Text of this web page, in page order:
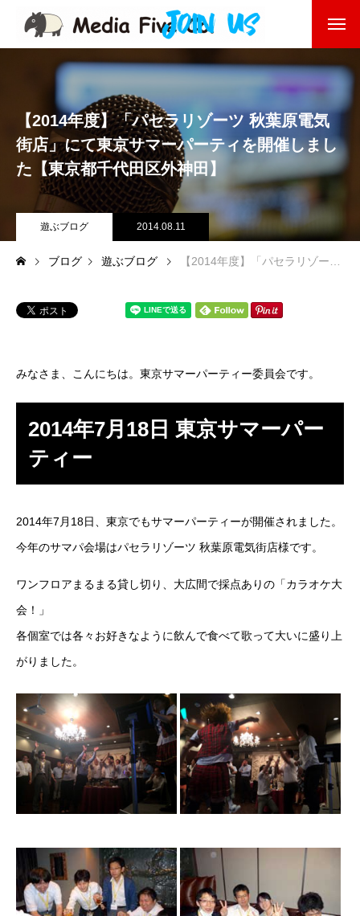
企業を知る About
企業理念
代表挨拶
会社沿革
会社概要
東京オフィス
福岡オフィス
SI事業
ITアウトソーシング事業
その他の事業
業務を知る Works
ITエンジニア職
その他の職種
環境を知る Environment
残業規制
人事制度
社内勉強会
社内イベント
【2014年度】「パセラリゾーツ 秋葉原電気
街店」にて東京サマーパーティを開催しまし
た【東京都千代田区外神田】
遊ぶブログ 2014.08.11
ブログ 遊ぶブログ 【2014年度】「パセラリゾーツ 秋葉原電気街店」にて東京サマーパーティを開催しました【東京都千代田区外神田】
みなさま、こんにちは。東京サマーパーティー委員会です。
2014年7月18日 東京サマーパー
ティー
2014年7月18日、東京でもサマーパーティーが開催されました。
今年のサマパ会場はパセラリゾーツ 秋葉原電気街店様です。
ワンフロアまるまる貸し切り、大広間で採点ありの「カラオケ大
会！」
各個室では各々お好きなように飲んで食べて歌って大いに盛り上
がりました。